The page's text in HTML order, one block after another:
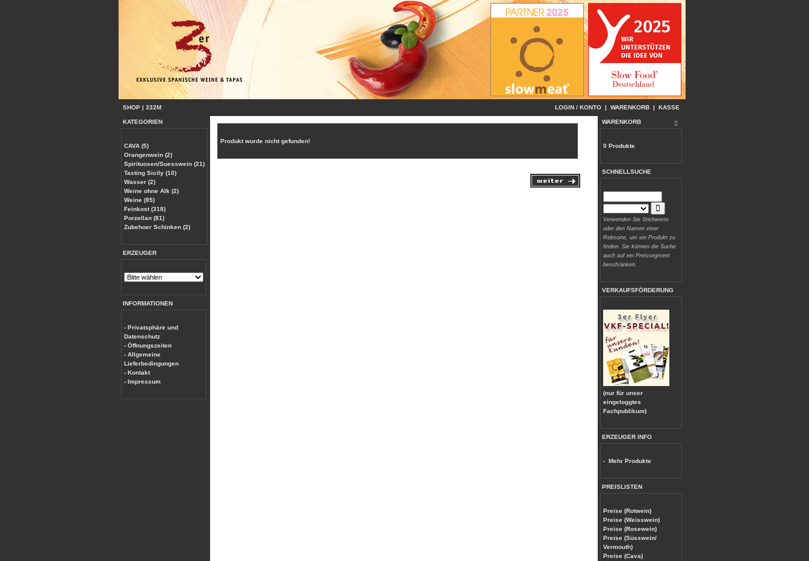
SHOP | 332M LOGIN / KONTO | WARENKORB | KASSE
KATEGORIEN
CAVA (5)
Orangenwein (2)
Spirituosen/Suesswein (21)
Tasting Sicily (10)
Wasser (2)
Weine ohne Alk (2)
Weine (85)
Feinkost (318)
Porzellan (81)
Zubehoer Schinken (2)
ERZEUGER
INFORMATIONEN
- Privatsphäre und
Datenschutz
- Öffnungszeiten
- Allgemeine
Lieferbedingungen
- Kontakt
- Impressum
Produkt wurde nicht gefunden!
WARENKORB
0 Produkte
SCHNELLSUCHE
Verwenden Sie Stichworte
oder den Namen einer
Rebsorte, um ein Produkt zu
finden. Sie können die Suche
auch auf ein Preissegment
beschränken.
VERKAUFSFÖRDERUNG
(nur für unser
eingeloggtes
Fachpublikum)
ERZEUGER INFO
- Mehr Produkte
PREISLISTEN
Preise (Rotwein)
Preise (Weisswein)
Preise (Rosewein)
Preise (Süsswein/
Vermouth)
Preise (Cava)